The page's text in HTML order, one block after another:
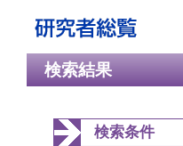
検索結果
検索条件